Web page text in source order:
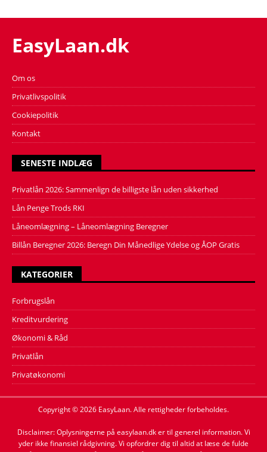
EasyLaan.dk
Om os
Privatlivspolitik
Cookiepolitik
Kontakt
SENESTE INDLÆG
Privatlån 2026: Sammenlign de billigste lån uden sikkerhed
Lån Penge Trods RKI
Låneomlægning – Låneomlægning Beregner
Billån Beregner 2026: Beregn Din Månedlige Ydelse og ÅOP Gratis
KATEGORIER
Forbrugslån
Kreditvurdering
Økonomi & Råd
Privatlån
Privatøkonomi
Copyright © 2026 EasyLaan. Alle rettigheder forbeholdes.
Disclaimer: Oplysningerne på easylaan.dk er til generel information. Vi
yder ikke finansiel rådgivning. Vi opfordrer dig til altid at læse de fulde